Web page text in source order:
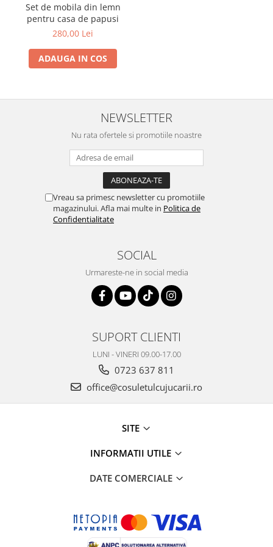
Set de mobila din lemn
pentru casa de papusi
280,00 Lei
ADAUGA IN COS
NEWSLETTER
Nu rata ofertele si promotiile noastre
Vreau sa primesc newsletter cu promotiile
magazinului. Afla mai multe in Politica de
Confidentialitate
SOCIAL
Urmareste-ne in social media
SUPORT CLIENTI
LUNI - VINERI 09.00-17.00
0723 637 811
office@cosuletulcujucarii.ro
SITE
INFORMATII UTILE
DATE COMERCIALE